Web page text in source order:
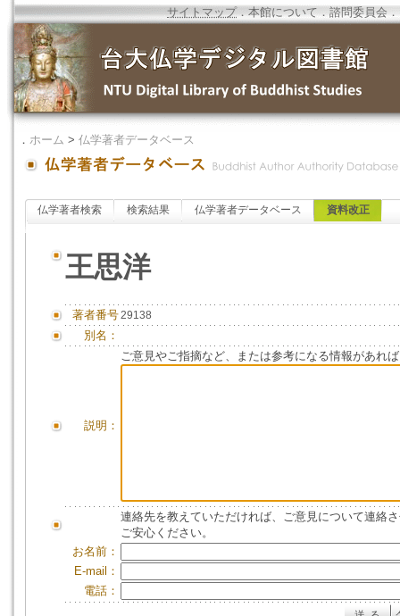
サイトマップ．本館について ．諮問委員会 ．
． ホーム > 仏学著者データベース
仏学著者検索 検索結果 仏学著者データベース 資料改正
王思洋
著者番号29138
別名：
説明：
ご意見やご指摘など、または参考になる情報があれ
連絡先を教えていただければ、ご意見について連絡
ご安心ください。
お名前：
E-mail：
電話：